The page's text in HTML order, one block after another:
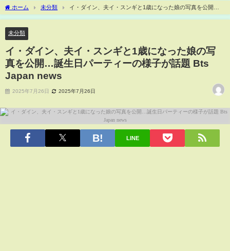
ホーム 未分類
イ・ダイン、夫イ・スンギと1歳になった娘の写真を公開…
誕生日パーティーの様子が話題 Bts Japan news
未分類
イ・ダイン、夫イ・スンギと1歳になった娘の写
真を公開…誕生日パーティーの様子が話題 Bts
Japan news
2025年7月26日 2025年7月26日
LINE